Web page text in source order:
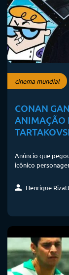
cinema mundial
CONAN
ANIMAÇÃO
Anúncio que
icônico
Henrique